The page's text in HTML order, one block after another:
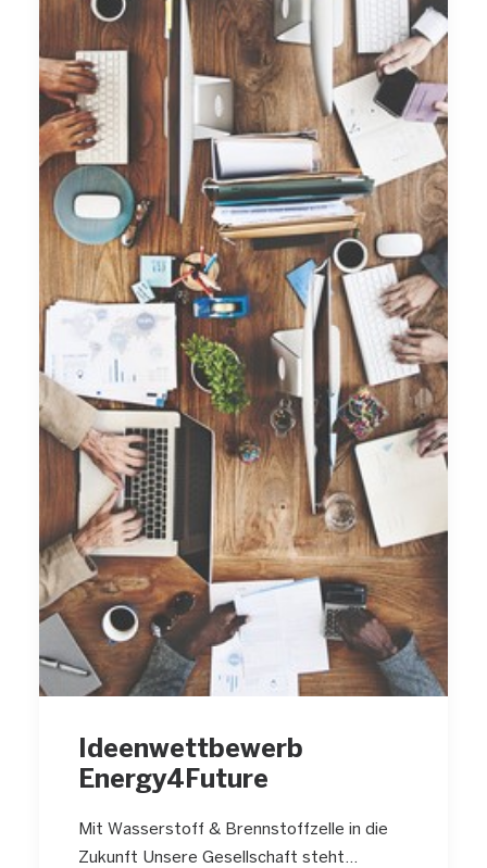
Ideenwettbewerb
Energy4Future
Mit Wasserstoff & Brennstoffzelle in die
Zukunft Unsere Gesellschaft steht…